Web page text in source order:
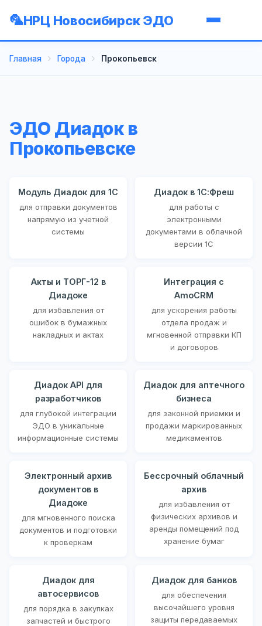
НРЦ Новосибирск ЭДО
Главная Города Прокопьевск
ЭДО Диадок в
Прокопьевске
Модуль Диадок для 1С
для отправки документов
напрямую из учетной
системы
Диадок в 1С:Фреш
для работы с
электронными
документами в облачной
версии 1С
Акты и ТОРГ-12 в
Диадоке
для избавления от
ошибок в бумажных
накладных и актах
Интеграция с
AmoCRM
для ускорения работы
отдела продаж и
мгновенной отправки КП
и договоров
Диадок API для
разработчиков
для глубокой интеграции
ЭДО в уникальные
информационные системы
Диадок для аптечного
бизнеса
для законной приемки и
продажи маркированных
медикаментов
Электронный архив
документов в
Диадоке
для мгновенного поиска
документов и подготовки
к проверкам
Бессрочный облачный
архив
для избавления от
физических архивов и
аренды помещений под
хранение бумаг
Диадок для
автосервисов
для порядка в закупках
запчастей и быстрого
Диадок для банков
для обеспечения
высочайшего уровня
защиты передаваемых